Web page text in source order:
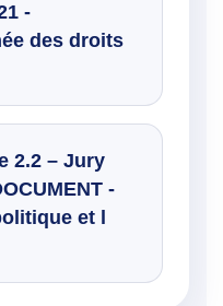
-
des droits
2.2 – Jury
-
et l